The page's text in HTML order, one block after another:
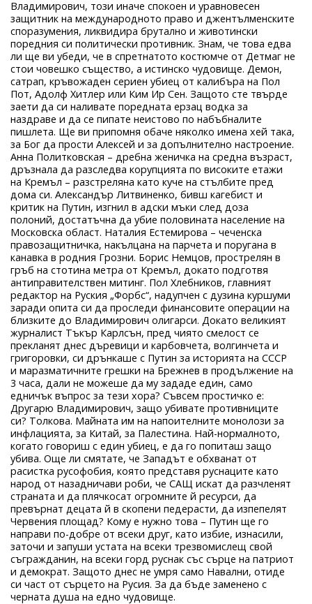
Владимирович, този иначе спокоен и уравновесен
защитник на международното право и джентълменските
споразумения, ликвидира брутално и животински
поредния си политически противник. Знам, че това едва
ли ще ви убеди, че в спретнатото костюмче от Детмаг не
стои човешко същество, а истинско чудовище. Демон,
сатрап, кръвожаден сериен убиец от калибъра на Пол
Пот, Адолф Хитлер или Ким Ир Сен. Защото сте твърде
заети да си наливате поредната ерзац водка за
наздраве и да се пипате неистово по набъбналите
пишлета. Ще ви припомня обаче няколко имена хей така,
за Бог да прости Алексей и за допълнително настроение.
Анна Политковская – дребна женичка на средна възраст,
дръзнала да разследва корупцията по високите етажи
на Кремъл – разстреляна като куче на стълбите пред
дома си. Александър Литвиненко, бивш кагебист и
критик на Путин, изгнил в адски мъки след доза
полоний, достатъчна да убие половината население на
Московска област. Наталия Естемирова – чеченска
правозащитничка, накълцана на парчета и поругана в
канавка в родния Грозни. Борис Немцов, прострелян в
гръб на стотина метра от Кремъл, докато подготвя
антиправителствен митинг. Пол Хлебников, главният
редактор на Руския „Форбс“, надупчен с дузина куршуми
заради опита си да проследи финансовите операции на
близките до Владимирович олигарси. Докато великият
журналист Тъкър Карлсън, пред чиято смелост се
прекланят днес дъревици и карбовчета, волгинчета и
григоровки, си дрънкаше с Путин за историята на СССР
и маразматичните грешки на Брежнев в продължение на
3 часа, дали не можеше да му зададе един, само
едничък въпрос за тези хора? Съвсем простичко е:
Другарю Владимирович, защо убивате противниците
си? Толкова. Майната им на напоителните монолози за
инфлацията, за Китай, за Палестина. Най-нормалното,
когато говориш с един убиец, е да го попиташ защо
убива. Още ли смятате, че Западът е обхванат от
расистка русофобия, която представя руснаците като
народ от назадничави роби, че САЩ искат да разчленят
страната и да плячкосат огромните й ресурси, да
превърнат децата й в скопени педерасти, да изпепелят
Червения площад? Кому е нужно това – Путин ще го
направи по-добре от всеки друг, като избие, изнасили,
заточи и запуши устата на всеки трезвомислещ свой
съгражданин, на всеки горд руснак със сърце на патриот
и демократ. Защото днес не умря само Навални, отиде
си част от сърцето на Русия. За да бъде заменено с
черната душа на едно чудовище.